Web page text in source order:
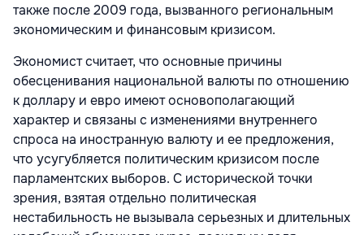
также после 2009 года, вызванного региональным
экономическим и финансовым кризисом.
Экономист считает, что основные причины
обесценивания национальной валюты по отношению
к доллару и евро имеют основополагающий
характер и связаны с изменениями внутреннего
спроса на иностранную валюту и ее предложения,
что усугубляется политическим кризисом после
парламентских выборов. С исторической точки
зрения, взятая отдельно политическая
нестабильность не вызывала серьезных и длительных